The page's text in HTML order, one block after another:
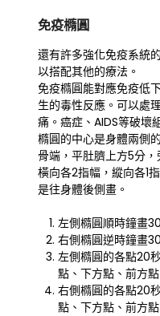
免疫橢圓
還有許多強化免疫系統
以搭配其他的療法。
免疫橢圓能對應免疫低
生的毒性反應。可以處
痛。癌症、AIDS等破壞
橢圓的中心是身體兩側
骨端，平肚臍上方5分
橫向各2指幅，縱向各1
是往身體後側畫。
左側橢圓順時鐘畫
右側橢圓逆時鐘畫
左側橢圓的各點20
點、下方點、前方點
右側橢圓的各點20
點、下方點、前方點